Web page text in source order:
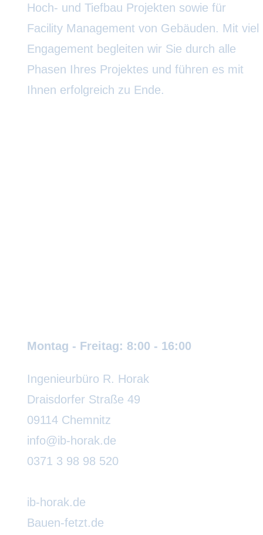
Hoch- und Tiefbau Projekten sowie für
Facility Management von Gebäuden. Mit viel
Engagement begleiten wir Sie durch alle
Phasen Ihres Projektes und führen es mit
Ihnen erfolgreich zu Ende.
Montag - Freitag: 8:00 - 16:00
Ingenieurbüro R. Horak
Draisdorfer Straße 49
09114 Chemnitz
info@ib-horak.de
0371 3 98 98 520
ib-horak.de
Bauen-fetzt.de